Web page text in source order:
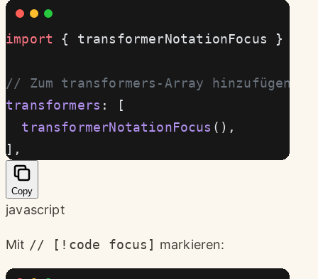
import { transformerNotationFocus }
// Zum transformers-Array hinzufügen
transformers : [
  transformerNotationFocus
(),
],
Copy
javascript
Mit // [!code focus] markieren: